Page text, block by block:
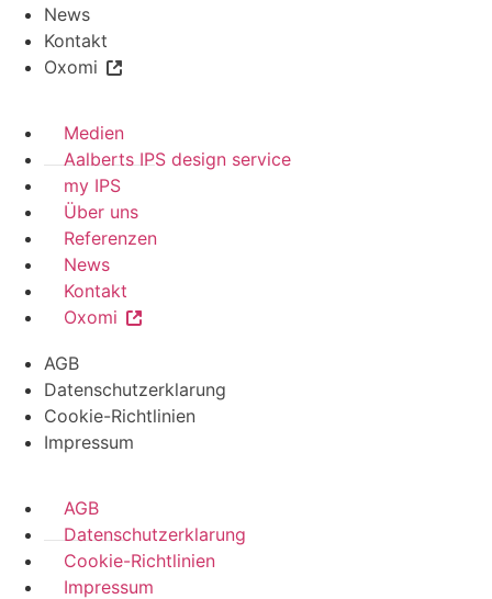
News
Kontakt
Oxomi
Medien
Aalberts IPS design service
my IPS
Über uns
Referenzen
News
Kontakt
Oxomi
AGB
Datenschutzerklarung
Cookie-Richtlinien
Impressum
AGB
Datenschutzerklarung
Cookie-Richtlinien
Impressum